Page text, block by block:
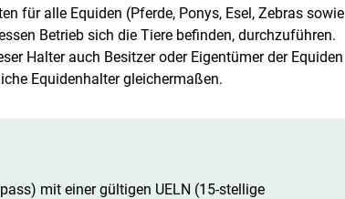
für alle Equiden (Pferde, Ponys, Esel, Zebras sowie
Betrieb sich die Tiere befinden, durchzuführen.
Halter auch Besitzer oder Eigentümer der Equiden
Equidenhalter gleichermaßen.
mit einer gültigen UELN (15-stellige